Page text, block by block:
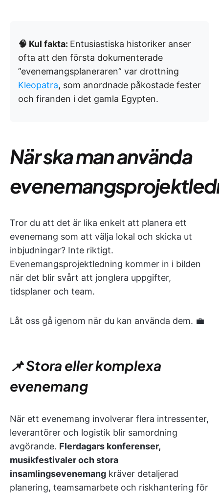
🧠 Kul fakta: Entusiastiska historiker anser
ofta att den första dokumenterade
”evenemangsplaneraren” var drottning
Kleopatra, som anordnade påkostade fester
och firanden i det gamla Egypten.
När ska man använda
Tror du att det är lika enkelt att planera ett
evenemang som att välja lokal och skicka ut
inbjudningar? Inte riktigt.
Evenemangsprojektledning kommer in i bilden
när det blir svårt att jonglera uppgifter,
tidsplaner och team.
Låt oss gå igenom när du kan använda dem. 💼
📌 Stora eller komplexa
evenemang
När ett evenemang involverar flera intressenter,
leverantörer och logistik blir samordning
avgörande. Flerdagars konferenser,
musikfestivaler och stora
insamlingsevenemang kräver detaljerad
planering, teamsamarbete och riskhantering för